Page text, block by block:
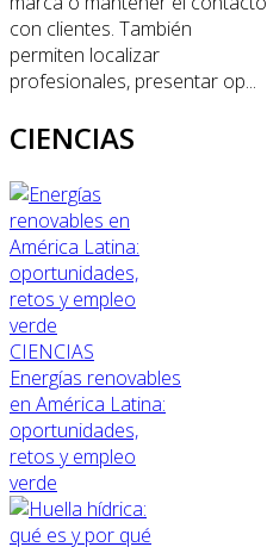
con clientes. También
permiten localizar
profesionales, presentar op...
CIENCIAS
CIENCIAS
Energías renovables
en América Latina:
oportunidades,
retos y empleo
verde